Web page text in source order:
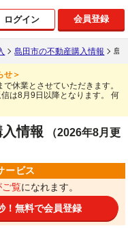
ログイン 会員登録
島田市の不動産購入情報 島
せ＞
休業とさせていただきます。
は8月9日以降となります。
何
情報
（2026年8月更
ービス
覧になれます。
！無料で会員登録